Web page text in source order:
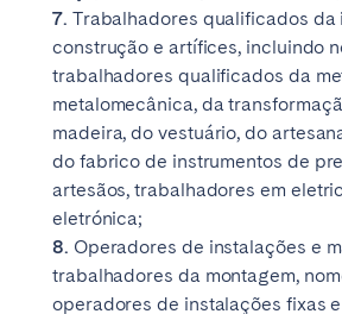
7. Trabalhadores qualificados da
construção e artífices, incluindo
trabalhadores qualificados da
metalomecânica, da
madeira, do vestuário, do
do fabrico de instrumentos de
artesãos, trabalhadores em
eletrónica;
8. Operadores de instalações e
trabalhadores da montagem,
operadores de instalações fixas